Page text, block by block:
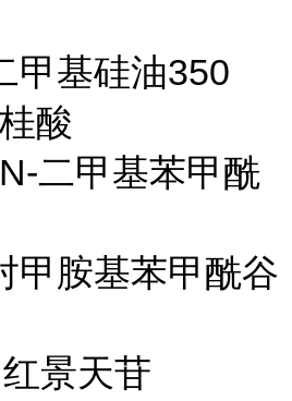
甲基硅油350
酸
二甲基苯甲酰
甲胺基苯甲酰谷
景天苷